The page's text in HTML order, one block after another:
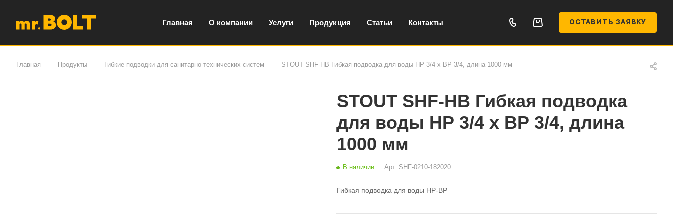
Главная О компании Услуги Продукция Статьи Контакты ОСТАВИТЬ ЗАЯВКУ
Главная — Продукты — Гибкие подводки для санитарно-технических систем — STOUT SHF-НВ Гибкая подводка для воды НР 3/4 х ВР 3/4, длина 1000 мм
STOUT SHF-НВ Гибкая подводка
для воды НР 3/4 х ВР 3/4, длина
1000 мм
В наличии Арт. SHF-0210-182020
Гибкая подводка для воды НР-ВР